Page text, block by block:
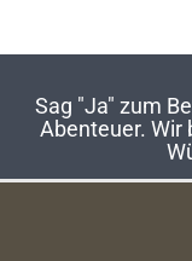
Sag "Ja" zum
Abenteuer. Wir